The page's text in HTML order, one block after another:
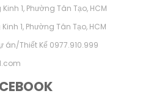
1, Phường Tân Tạo, HCM
1, Phường Tân Tạo, HCM
án/Thiết Kế 0977.910.999